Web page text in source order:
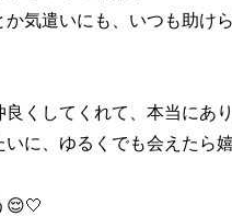
か気遣いにも、いつも助け
良くしてくれて、本当にあ
いに、ゆるくでも会えたら
😌🤍